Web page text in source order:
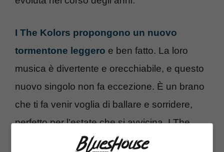
I The Kolors propongono un nuovo
tormentone leggero e ben fatto. La loro
musica è divertente e orecchiabile, e questo
nuovo singolo non fa eccezione. È un brano
che ti fa venir voglia di ballare e sorridere,
perfetto per l’estate che si avvicina. I The
Kolors dimostrano ancora una volta di saper